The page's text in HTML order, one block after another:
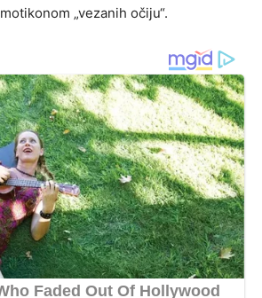
„vezanih očiju“.